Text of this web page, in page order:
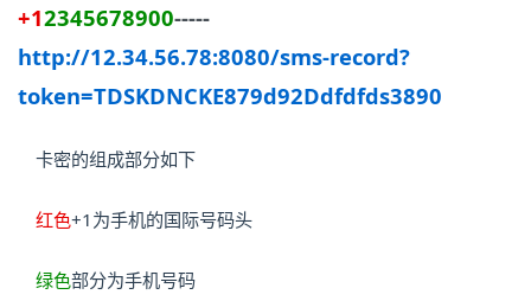
+12345678900-----
http://12.34.56.78:8080/sms-record?
token=TDSKDNCKE879d92Ddfdfds3890
卡密的组成部分如下
红色+1为手机的国际号码头
绿色部分为手机号码